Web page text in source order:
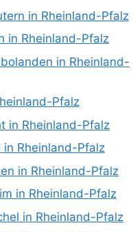
in Rheinland-Pfalz
in Rheinland-Pfalz
in Rheinland-
Pfalz
in Rheinland-Pfalz
in Rheinland-Pfalz
in Rheinland-Pfalz
in Rheinland-Pfalz
in Rheinland-Pfalz